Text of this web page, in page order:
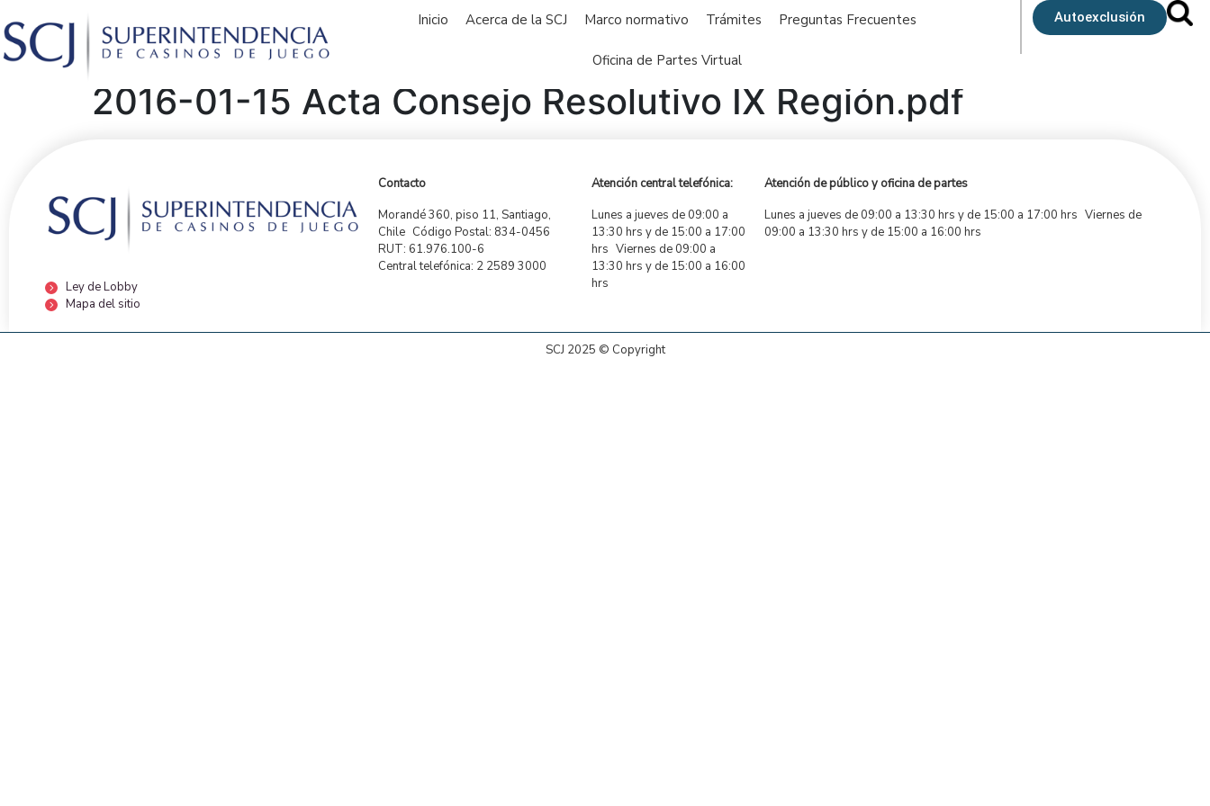
Inicio Acerca de la SCJ Marco normativo Trámites Preguntas Frecuentes
Oficina de Partes Virtual
Autoexclusión
2016-01-15 Acta Consejo Resolutivo IX Región.pdf
Ley de Lobby
Mapa del sitio
Contacto
Morandé 360, piso 11, Santiago,
Chile Código Postal: 834-0456
RUT: 61.976.100-6
Central telefónica: 2 2589 3000
Atención central telefónica:
Lunes a jueves de 09:00 a
13:30 hrs y de 15:00 a 17:00
hrs Viernes de 09:00 a
13:30 hrs y de 15:00 a 16:00
hrs
Atención de público y oficina de partes
Lunes a jueves de 09:00 a 13:30 hrs y de 15:00 a 17:00 hrs Viernes de
09:00 a 13:30 hrs y de 15:00 a 16:00 hrs
SCJ 2025 © Copyright